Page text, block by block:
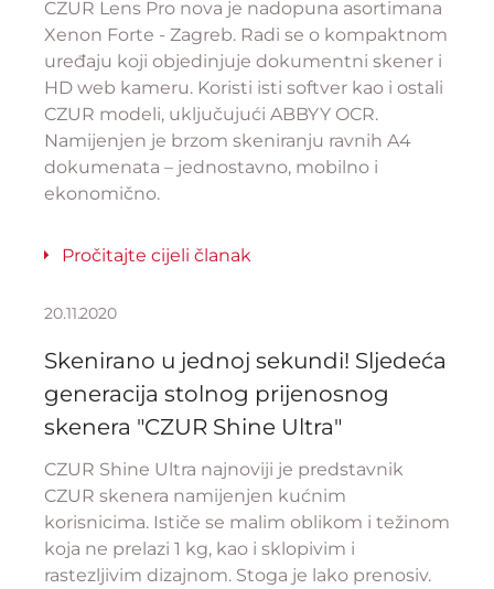
CZUR Lens Pro nova je nadopuna asortimana
Xenon Forte - Zagreb. Radi se o kompaktnom
uređaju koji objedinjuje dokumentni skener i
HD web kameru. Koristi isti softver kao i ostali
CZUR modeli, uključujući ABBYY OCR.
Namijenjen je brzom skeniranju ravnih A4
dokumenata – jednostavno, mobilno i
ekonomično.
Pročitajte cijeli članak
20.11.2020
Skenirano u jednoj sekundi! Sljedeća
generacija stolnog prijenosnog
skenera "CZUR Shine Ultra"
CZUR Shine Ultra najnoviji je predstavnik
CZUR skenera namijenjen kućnim
korisnicima. Ističe se malim oblikom i težinom
koja ne prelazi 1 kg, kao i sklopivim i
rastezljivim dizajnom. Stoga je lako prenosiv.